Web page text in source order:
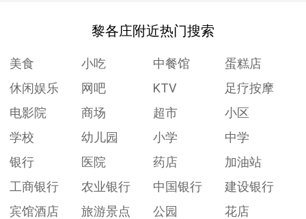
黎各庄附近热门搜索
美食 小吃 中餐馆
蛋糕店
休闲娱乐
网吧 KTV
足疗按摩
电影院
商场 超市
小区
学校
幼儿园 小学
中学
银行
医院 药店
加油站
工商银行
农业银行 中国银行
建设银行
宾馆酒店
旅游景点 公园
花店